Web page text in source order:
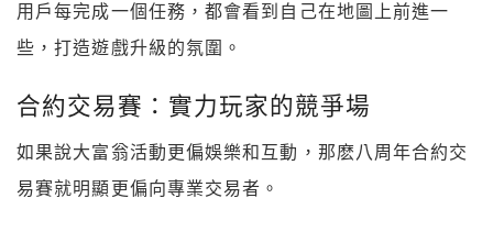
用戶每完成一個任務，都會看到自己在地圖上前進一
些，打造遊戲升級的氛圍。
合約交易賽：實力玩家的競爭場
如果說大富翁活動更偏娛樂和互動，那麽八周年合約交
易賽就明顯更偏向專業交易者。